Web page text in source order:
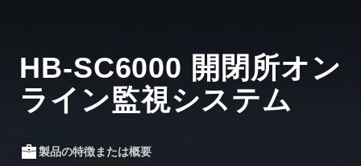
HB-SC6000 開閉所オン
ライン監視システム
製品の特徴または概要